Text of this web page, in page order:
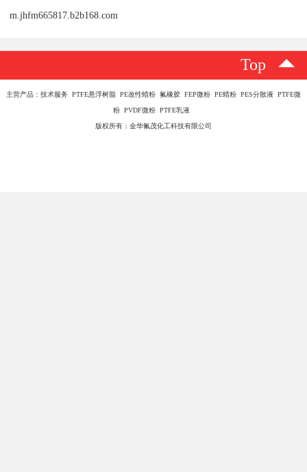
m.jhfm665817.b2b168.com
Top
主营产品：技术服务 PTFE悬浮树脂 PE改性蜡粉 氟橡胶 FEP微粉 PE蜡粉 PES分散液 PTFE微
粉 PVDF微粉 PTFE乳液
版权所有：金华氟茂化工科技有限公司